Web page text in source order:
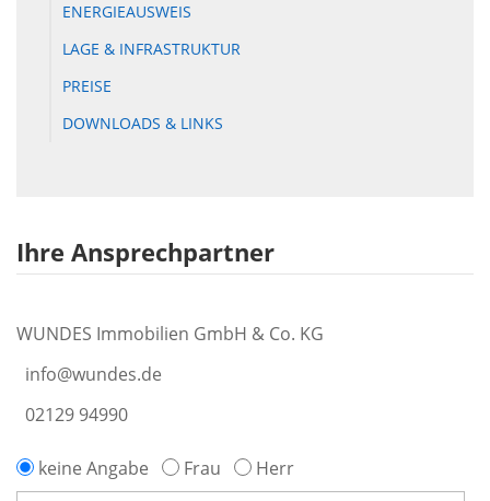
ENERGIEAUSWEIS
LAGE & INFRASTRUKTUR
PREISE
DOWNLOADS & LINKS
Ihre Ansprechpartner
WUNDES Immobilien GmbH & Co. KG
info@wundes.de
02129 94990
keine Angabe Frau Herr